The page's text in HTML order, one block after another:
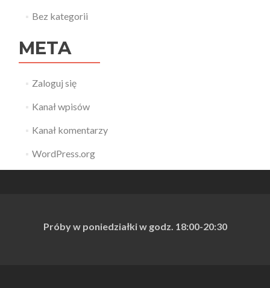
Bez kategorii
META
Zaloguj się
Kanał wpisów
Kanał komentarzy
WordPress.org
Próby w poniedziałki w godz. 18:00-20:30